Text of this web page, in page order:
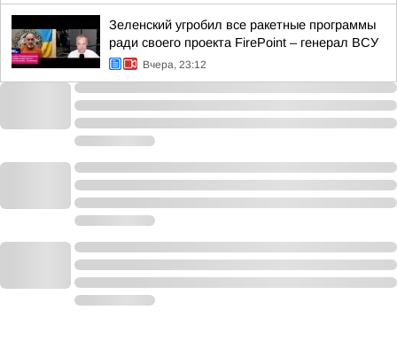
Зеленский угробил все ракетные программы
ради своего проекта FirePoint – генерал ВСУ
Вчера, 23:12